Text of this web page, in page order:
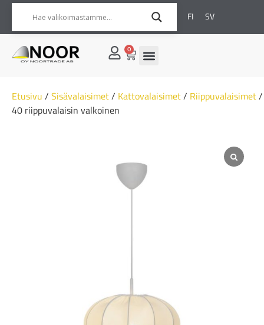
FI SV
0
Etusivu / Sisävalaisimet/ Kattovalaisimet/ Riippuvalaisimet/
40 riippuvalaisin valkoinen